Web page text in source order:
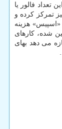
حساب های کاربری با این تعداد فالور یا
تمرکز کرده و
«اسپیس» هزینه
شده، کارهای
می دهد بهای